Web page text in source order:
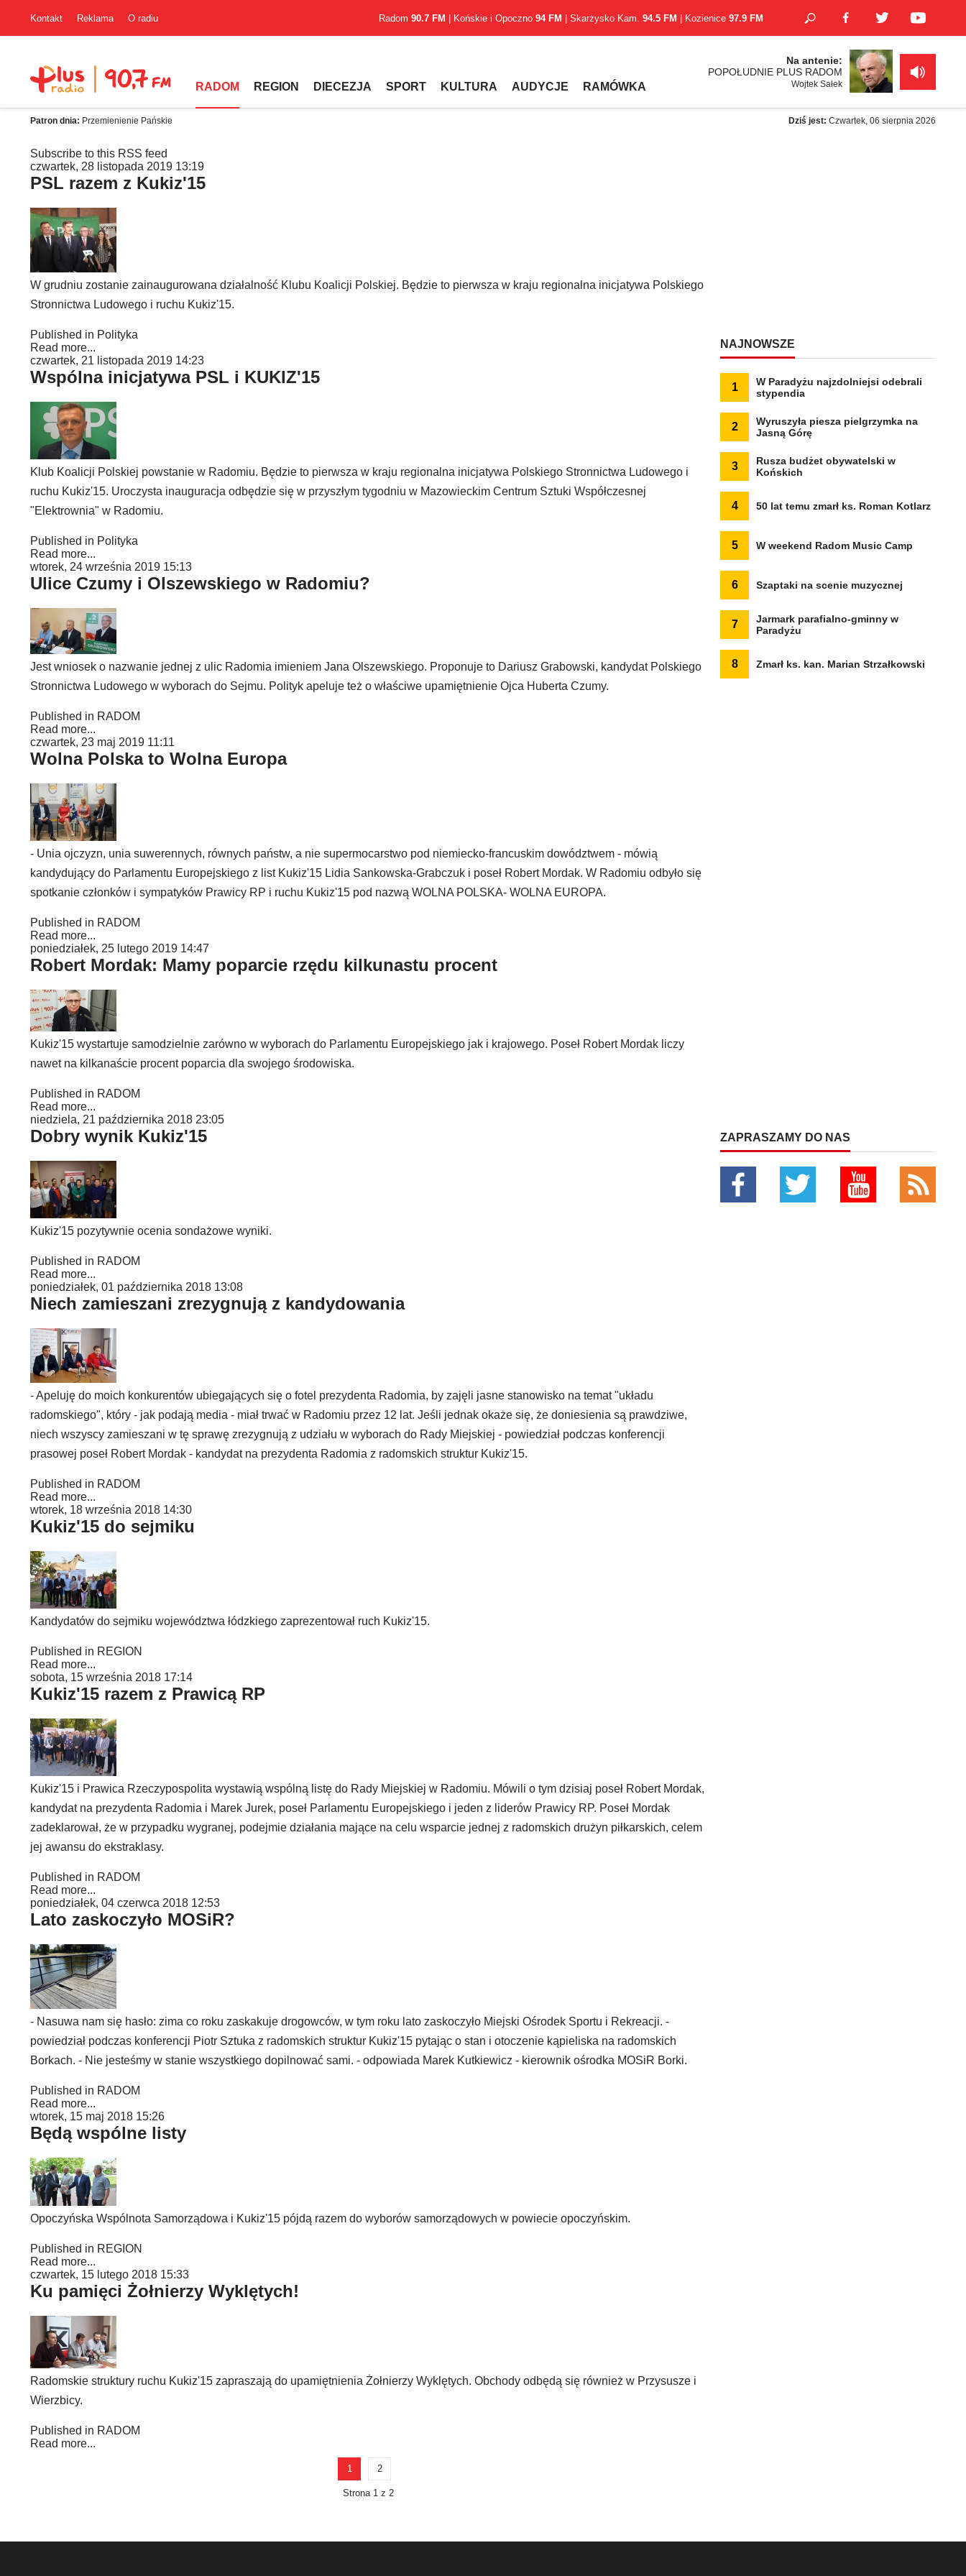
Kontakt Reklama O radiu Radom 90.7 FM | Końskie i Opoczno 94 FM | Skarżysko Kam. 94.5 FM | Kozienice 97.9 FM
RADOM REGION DIECEZJA SPORT KULTURA AUDYCJE RAMÓWKA
Na antenie:
POPOŁUDNIE PLUS RADOM
Wojtek Sałek
Patron dnia: Przemienienie Pańskie Dziś jest: Czwartek, 06 sierpnia 2026
Subscribe to this RSS feed
czwartek, 28 listopada 2019 13:19
PSL razem z Kukiz'15
W grudniu zostanie zainaugurowana działalność Klubu Koalicji Polskiej. Będzie to pierwsza w kraju regionalna inicjatywa Polskiego
Stronnictwa Ludowego i ruchu Kukiz'15.
Published in Polityka
Read more...
czwartek, 21 listopada 2019 14:23
Wspólna inicjatywa PSL i KUKIZ'15
Klub Koalicji Polskiej powstanie w Radomiu. Będzie to pierwsza w kraju regionalna inicjatywa Polskiego Stronnictwa Ludowego i
ruchu Kukiz'15. Uroczysta inauguracja odbędzie się w przyszłym tygodniu w Mazowieckim Centrum Sztuki Współczesnej
"Elektrownia" w Radomiu.
Published in Polityka
Read more...
wtorek, 24 września 2019 15:13
Ulice Czumy i Olszewskiego w Radomiu?
Jest wniosek o nazwanie jednej z ulic Radomia imieniem Jana Olszewskiego. Proponuje to Dariusz Grabowski, kandydat Polskiego
Stronnictwa Ludowego w wyborach do Sejmu. Polityk apeluje też o właściwe upamiętnienie Ojca Huberta Czumy.
Published in RADOM
Read more...
czwartek, 23 maj 2019 11:11
Wolna Polska to Wolna Europa
- Unia ojczyzn, unia suwerennych, równych państw, a nie supermocarstwo pod niemiecko-francuskim dowództwem - mówią
kandydujący do Parlamentu Europejskiego z list Kukiz'15 Lidia Sankowska-Grabczuk i poseł Robert Mordak. W Radomiu odbyło się
spotkanie członków i sympatyków Prawicy RP i ruchu Kukiz'15 pod nazwą WOLNA POLSKA- WOLNA EUROPA.
Published in RADOM
Read more...
poniedziałek, 25 lutego 2019 14:47
Robert Mordak: Mamy poparcie rzędu kilkunastu procent
Kukiz'15 wystartuje samodzielnie zarówno w wyborach do Parlamentu Europejskiego jak i krajowego. Poseł Robert Mordak liczy
nawet na kilkanaście procent poparcia dla swojego środowiska.
Published in RADOM
Read more...
niedziela, 21 października 2018 23:05
Dobry wynik Kukiz'15
Kukiz'15 pozytywnie ocenia sondażowe wyniki.
Published in RADOM
Read more...
poniedziałek, 01 października 2018 13:08
Niech zamieszani zrezygnują z kandydowania
- Apeluję do moich konkurentów ubiegających się o fotel prezydenta Radomia, by zajęli jasne stanowisko na temat "układu
radomskiego", który - jak podają media - miał trwać w Radomiu przez 12 lat. Jeśli jednak okaże się, że doniesienia są prawdziwe,
niech wszyscy zamieszani w tę sprawę zrezygnują z udziału w wyborach do Rady Miejskiej - powiedział podczas konferencji
prasowej poseł Robert Mordak - kandydat na prezydenta Radomia z radomskich struktur Kukiz'15.
Published in RADOM
Read more...
wtorek, 18 września 2018 14:30
Kukiz'15 do sejmiku
Kandydatów do sejmiku województwa łódzkiego zaprezentował ruch Kukiz'15.
Published in REGION
Read more...
sobota, 15 września 2018 17:14
Kukiz'15 razem z Prawicą RP
Kukiz'15 i Prawica Rzeczypospolita wystawią wspólną listę do Rady Miejskiej w Radomiu. Mówili o tym dzisiaj poseł Robert Mordak,
kandydat na prezydenta Radomia i Marek Jurek, poseł Parlamentu Europejskiego i jeden z liderów Prawicy RP. Poseł Mordak
zadeklarował, że w przypadku wygranej, podejmie działania mające na celu wsparcie jednej z radomskich drużyn piłkarskich, celem
jej awansu do ekstraklasy.
Published in RADOM
Read more...
poniedziałek, 04 czerwca 2018 12:53
Lato zaskoczyło MOSiR?
- Nasuwa nam się hasło: zima co roku zaskakuje drogowców, w tym roku lato zaskoczyło Miejski Ośrodek Sportu i Rekreacji. -
powiedział podczas konferencji Piotr Sztuka z radomskich struktur Kukiz'15 pytając o stan i otoczenie kąpieliska na radomskich
Borkach. - Nie jesteśmy w stanie wszystkiego dopilnować sami. - odpowiada Marek Kutkiewicz - kierownik ośrodka MOSiR Borki.
Published in RADOM
Read more...
wtorek, 15 maj 2018 15:26
Będą wspólne listy
Opoczyńska Wspólnota Samorządowa i Kukiz'15 pójdą razem do wyborów samorządowych w powiecie opoczyńskim.
Published in REGION
Read more...
czwartek, 15 lutego 2018 15:33
Ku pamięci Żołnierzy Wyklętych!
Radomskie struktury ruchu Kukiz'15 zapraszają do upamiętnienia Żołnierzy Wyklętych. Obchody odbędą się również w Przysusze i
Wierzbicy.
Published in RADOM
Read more...
1 2
Strona 1 z 2
NAJNOWSZE
1
W Paradyżu najzdolniejsi odebrali
stypendia
2
Wyruszyła piesza pielgrzymka na
Jasną Górę
3
Rusza budżet obywatelski w
Końskich
4 50 lat temu zmarł ks. Roman Kotlarz
5 W weekend Radom Music Camp
6 Szaptaki na scenie muzycznej
7
Jarmark parafialno-gminny w
Paradyżu
8 Zmarł ks. kan. Marian Strzałkowski
ZAPRASZAMY DO NAS